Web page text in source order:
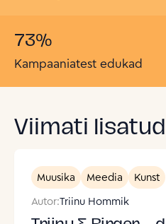
73%
Kampaaniatest edukad
Viimati lisatud
Muusika Meedia
Kunst
Autor:Triinu Hommik